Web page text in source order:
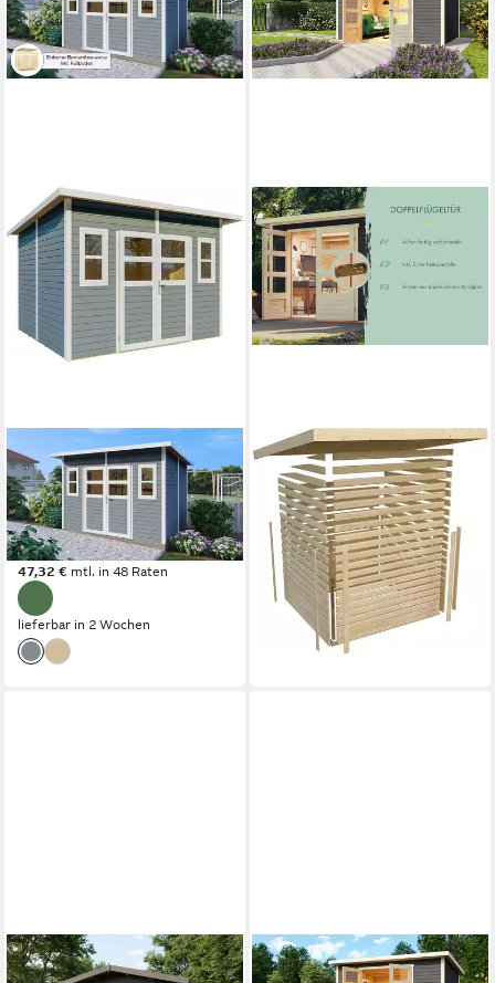
KONIFERA
Gartenhaus Felix 4, BxT:
334x277 cm, Inklusive
Fußboden
1.629,99 €
47,32 € mtl. in 48 Raten
lieferbar in 2 Wochen
KONIFERA
Gartenhaus "Sandstedt 5"
terragrau, BxT: 330x282 cm,
aus hochwertiger nordischer
Fichte
1.469,49 €
42,66 € mtl. in 48 Raten
lieferbar in 3 Wochen